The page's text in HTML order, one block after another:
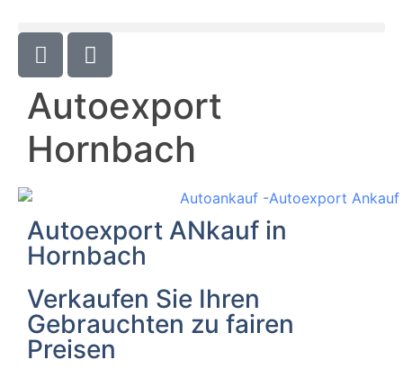
Autoexport
Hornbach
Autoexport ANkauf in
Hornbach
Verkaufen Sie Ihren
Gebrauchten zu fairen
Preisen